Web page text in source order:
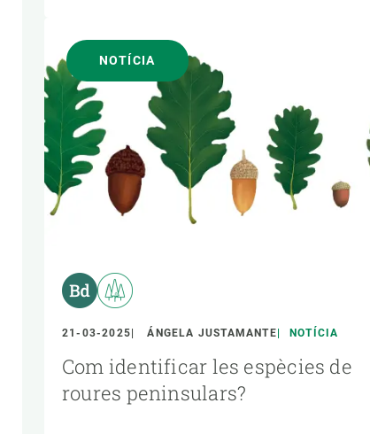
NOTÍCIA
21-03-2025 ÁNGELA JUSTAMANTE NOTÍCIA
Com identificar les espècies de
roures peninsulars?